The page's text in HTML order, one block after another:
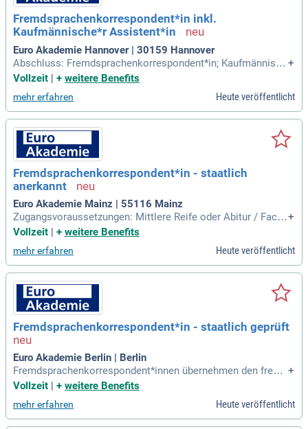
Fremdsprachenkorrespondent*in inkl.
Kaufmännische*r Assistent*in
Euro Akademie Hannover | 30159 Hannover
Abschluss: Fremdsprachenkorrespondent*in; Kaufmännisch
e*r Assistent*in Fachrichtung Fremdsprachen und Korrespo
+
Vollzeit | + weitere Benefits
mehr erfahren Heute veröffentlicht
Fremdsprachenkorrespondent*in - staatlich
anerkannt
Euro Akademie Mainz | 55116 Mainz
Zugangsvoraussetzungen: Mittlere Reife oder Abitur / Fachh
ochschulreife; Abschluss: Staatlich anerkannter Fremdspra
rrespondentin.
+
Vollzeit | + weitere Benefits
mehr erfahren Heute veröffentlicht
Fremdsprachenkorrespondent*in - staatlich geprüft
Euro Akademie Berlin | Berlin
Fremdsprachenkorrespondent*innen übernehmen den fremd
sprachigen Schriftverkehr und kümmern sich um ausländisc
s Unternehmen im Ausland und bearbeiten kaufmännische
Vorgänge.
+
Vollzeit
+ weitere Benefits
mehr erfahren Heute veröffentlicht